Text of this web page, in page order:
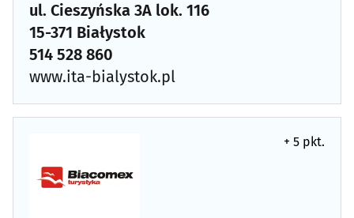
Doradztwo podatkowe(71)
Doradztwo prawne (68)
Doradztwo rolnicze(7)
Kancelarie notarialne
ul. Cieszyńska 3A lok. 116
15-371 Białystok
514 528 860
www.ita-bialystok.pl
+ 5 pkt.